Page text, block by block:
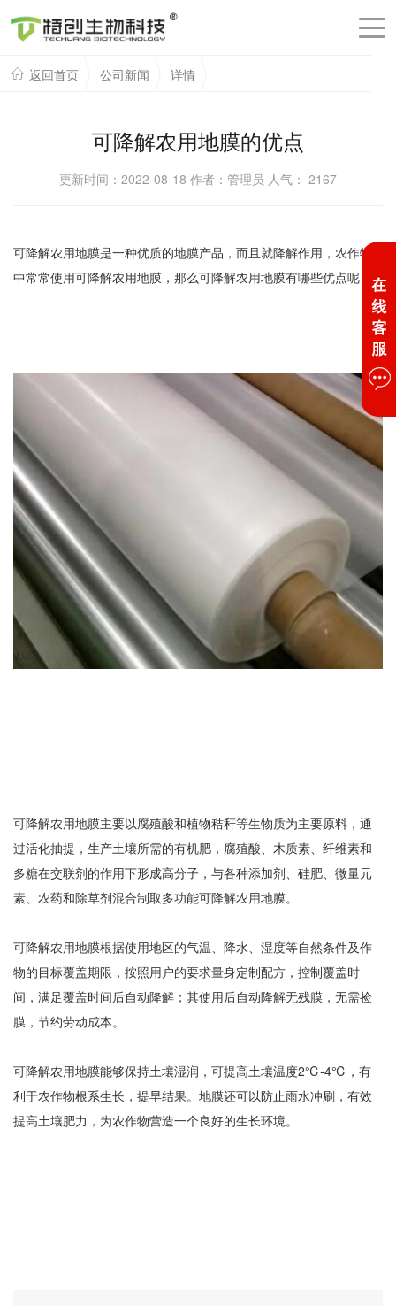
返回首页 公司新闻 详情
可降解农用地膜的优点
更新时间：2022-08-18 作者：管理员 人气： 2167
可降解农用地膜是一种优质的地膜产品，而且就降解作用，农作物
中常常使用可降解农用地膜，那么可降解农用地膜有哪些优点呢？
可降解农用地膜主要以腐殖酸和植物秸秆等生物质为主要原料，通
过活化抽提，生产土壤所需的有机肥，腐殖酸、木质素、纤维素和
多糖在交联剂的作用下形成高分子，与各种添加剂、硅肥、微量元
素、农药和除草剂混合制取多功能可降解农用地膜。
可降解农用地膜根据使用地区的气温、降水、湿度等自然条件及作
物的目标覆盖期限，按照用户的要求量身定制配方，控制覆盖时
间，满足覆盖时间后自动降解；其使用后自动降解无残膜，无需捡
膜，节约劳动成本。
可降解农用地膜能够保持土壤湿润，可提高土壤温度2℃-4℃，有
利于农作物根系生长，提早结果。地膜还可以防止雨水冲刷，有效
提高土壤肥力，为农作物营造一个良好的生长环境。